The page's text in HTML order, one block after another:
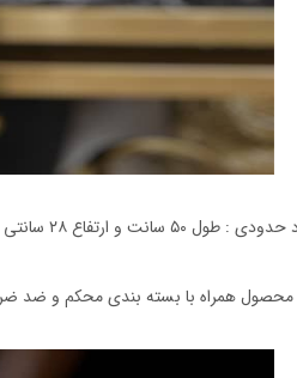
: طول ۵۰ سانت و ارتفاع ۲۸ سانتی متر می باشد
محصول همراه با بسته بندی محکم و ضد